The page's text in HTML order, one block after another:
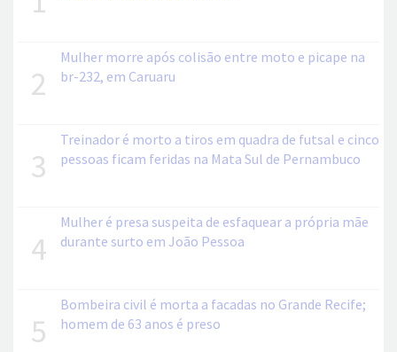
2
Mulher morre após colisão entre moto e picape na
br-232, em Caruaru
3
Treinador é morto a tiros em quadra de futsal e cinco
pessoas ficam feridas na Mata Sul de Pernambuco
4
Mulher é presa suspeita de esfaquear a própria mãe
durante surto em João Pessoa
5
Bombeira civil é morta a facadas no Grande Recife;
homem de 63 anos é preso